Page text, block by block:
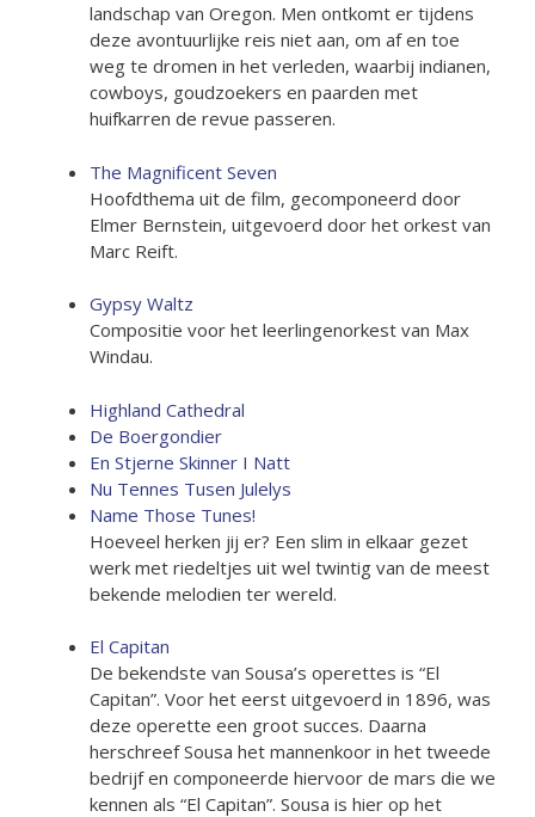
landschap van Oregon. Men ontkomt er tijdens
deze avontuurlijke reis niet aan, om af en toe
weg te dromen in het verleden, waarbij indianen,
cowboys, goudzoekers en paarden met
huifkarren de revue passeren.
The Magnificent Seven
Hoofdthema uit de film, gecomponeerd door
Elmer Bernstein, uitgevoerd door het orkest van
Marc Reift.
Gypsy Waltz
Compositie voor het leerlingenorkest van Max
Windau.
Highland Cathedral
De Boergondier
En Stjerne Skinner I Natt
Nu Tennes Tusen Julelys
Name Those Tunes!
Hoeveel herken jij er? Een slim in elkaar gezet
werk met riedeltjes uit wel twintig van de meest
bekende melodien ter wereld.
El Capitan
De bekendste van Sousa’s operettes is “El
Capitan”. Voor het eerst uitgevoerd in 1896, was
deze operette een groot succes. Daarna
herschreef Sousa het mannenkoor in het tweede
bedrijf en componeerde hiervoor de mars die we
kennen als “El Capitan”. Sousa is hier op het